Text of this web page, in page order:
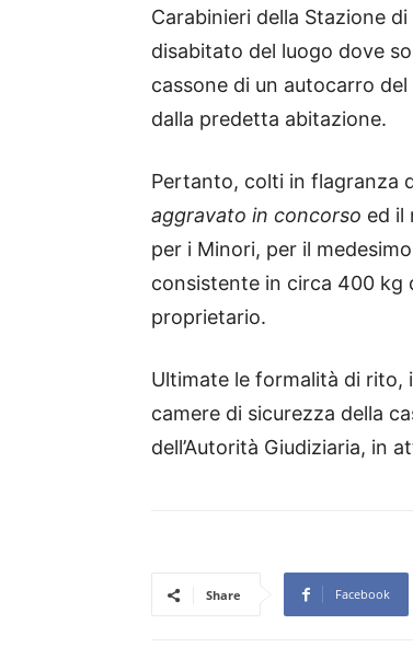
Carabinieri della Stazione
disabitato del luogo dove
cassone di un autocarro
dalla predetta abitazione.
Pertanto, colti in flagranza
aggravato in concorso ed il
per i Minori, per il
consistente in circa 400 kg
proprietario.
Ultimate le formalità di rito,
camere di sicurezza della
dell’Autorità Giudiziaria, in
Share Facebook